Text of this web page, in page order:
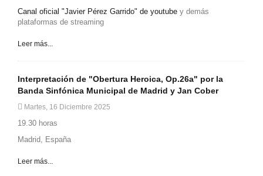
Canal oficial "Javier Pérez Garrido" de youtube y demás
plataformas de streaming
Leer más...
Interpretación de "Obertura Heroica, Op.26a" por la
Banda Sinfónica Municipal de Madrid y Jan Cober
Martes, 16 Diciembre 2025
19.30 horas
Madrid, España
Leer más...